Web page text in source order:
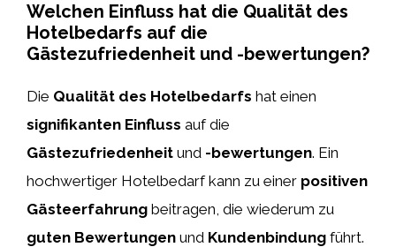
Welchen Einfluss hat die Qualität des
Hotelbedarfs auf die
Gästezufriedenheit und -bewertungen?
Die Qualität des Hotelbedarfs hat einen
signifikanten Einfluss auf die
Gästezufriedenheit und -bewertungen. Ein
hochwertiger Hotelbedarf kann zu einer positiven
Gästeerfahrung beitragen, die wiederum zu
guten Bewertungen und Kundenbindung führt.